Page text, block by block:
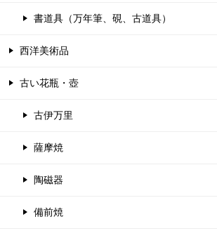
書道具（万年筆、硯、古道具）
西洋美術品
古い花瓶・壺
古伊万里
薩摩焼
陶磁器
備前焼